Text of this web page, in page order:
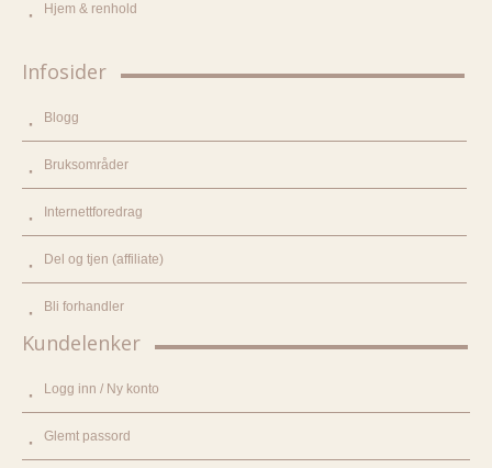
Hjem & renhold
Infosider
Blogg
Bruksområder
Internettforedrag
Del og tjen (affiliate)
Bli forhandler
Kundelenker
Logg inn / Ny konto
Glemt passord